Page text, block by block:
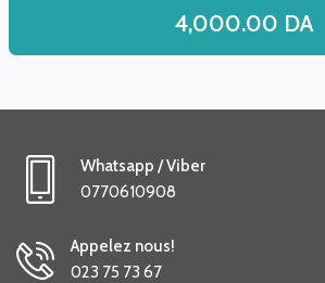
4,000.00 DA
Whatsapp / Viber
0770610908
Appelez nous!
023 75 73 67